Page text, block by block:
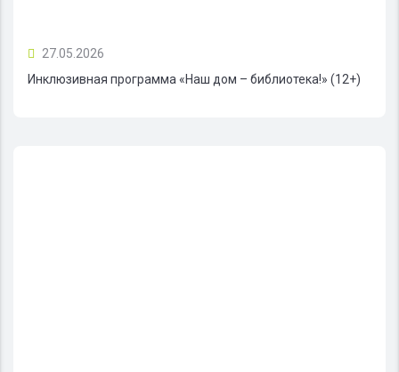
27.05.2026
Инклюзивная программа «Наш дом – библиотека!» (12+)